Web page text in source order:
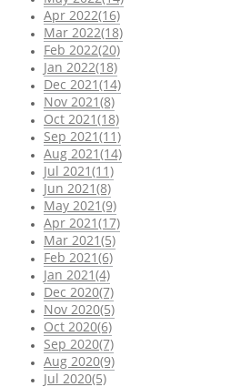
Apr 2022(16)
Mar 2022(18)
Feb 2022(20)
Jan 2022(18)
Dec 2021(14)
Nov 2021(8)
Oct 2021(18)
Sep 2021(11)
Aug 2021(14)
Jul 2021(11)
Jun 2021(8)
May 2021(9)
Apr 2021(17)
Mar 2021(5)
Feb 2021(6)
Jan 2021(4)
Dec 2020(7)
Nov 2020(5)
Oct 2020(6)
Sep 2020(7)
Aug 2020(9)
Jul 2020(5)